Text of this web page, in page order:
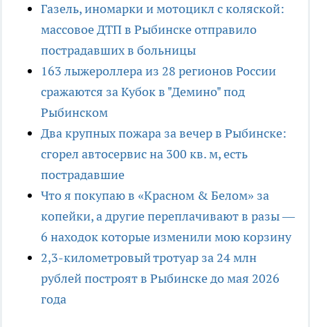
Газель, иномарки и мотоцикл с коляской:
массовое ДТП в Рыбинске отправило
пострадавших в больницы
163 лыжероллера из 28 регионов России
сражаются за Кубок в "Демино" под
Рыбинском
Два крупных пожара за вечер в Рыбинске:
сгорел автосервис на 300 кв. м, есть
пострадавшие
Что я покупаю в «Красном & Белом» за
копейки, а другие переплачивают в разы —
6 находок которые изменили мою корзину
2,3-километровый тротуар за 24 млн
рублей построят в Рыбинске до мая 2026
года